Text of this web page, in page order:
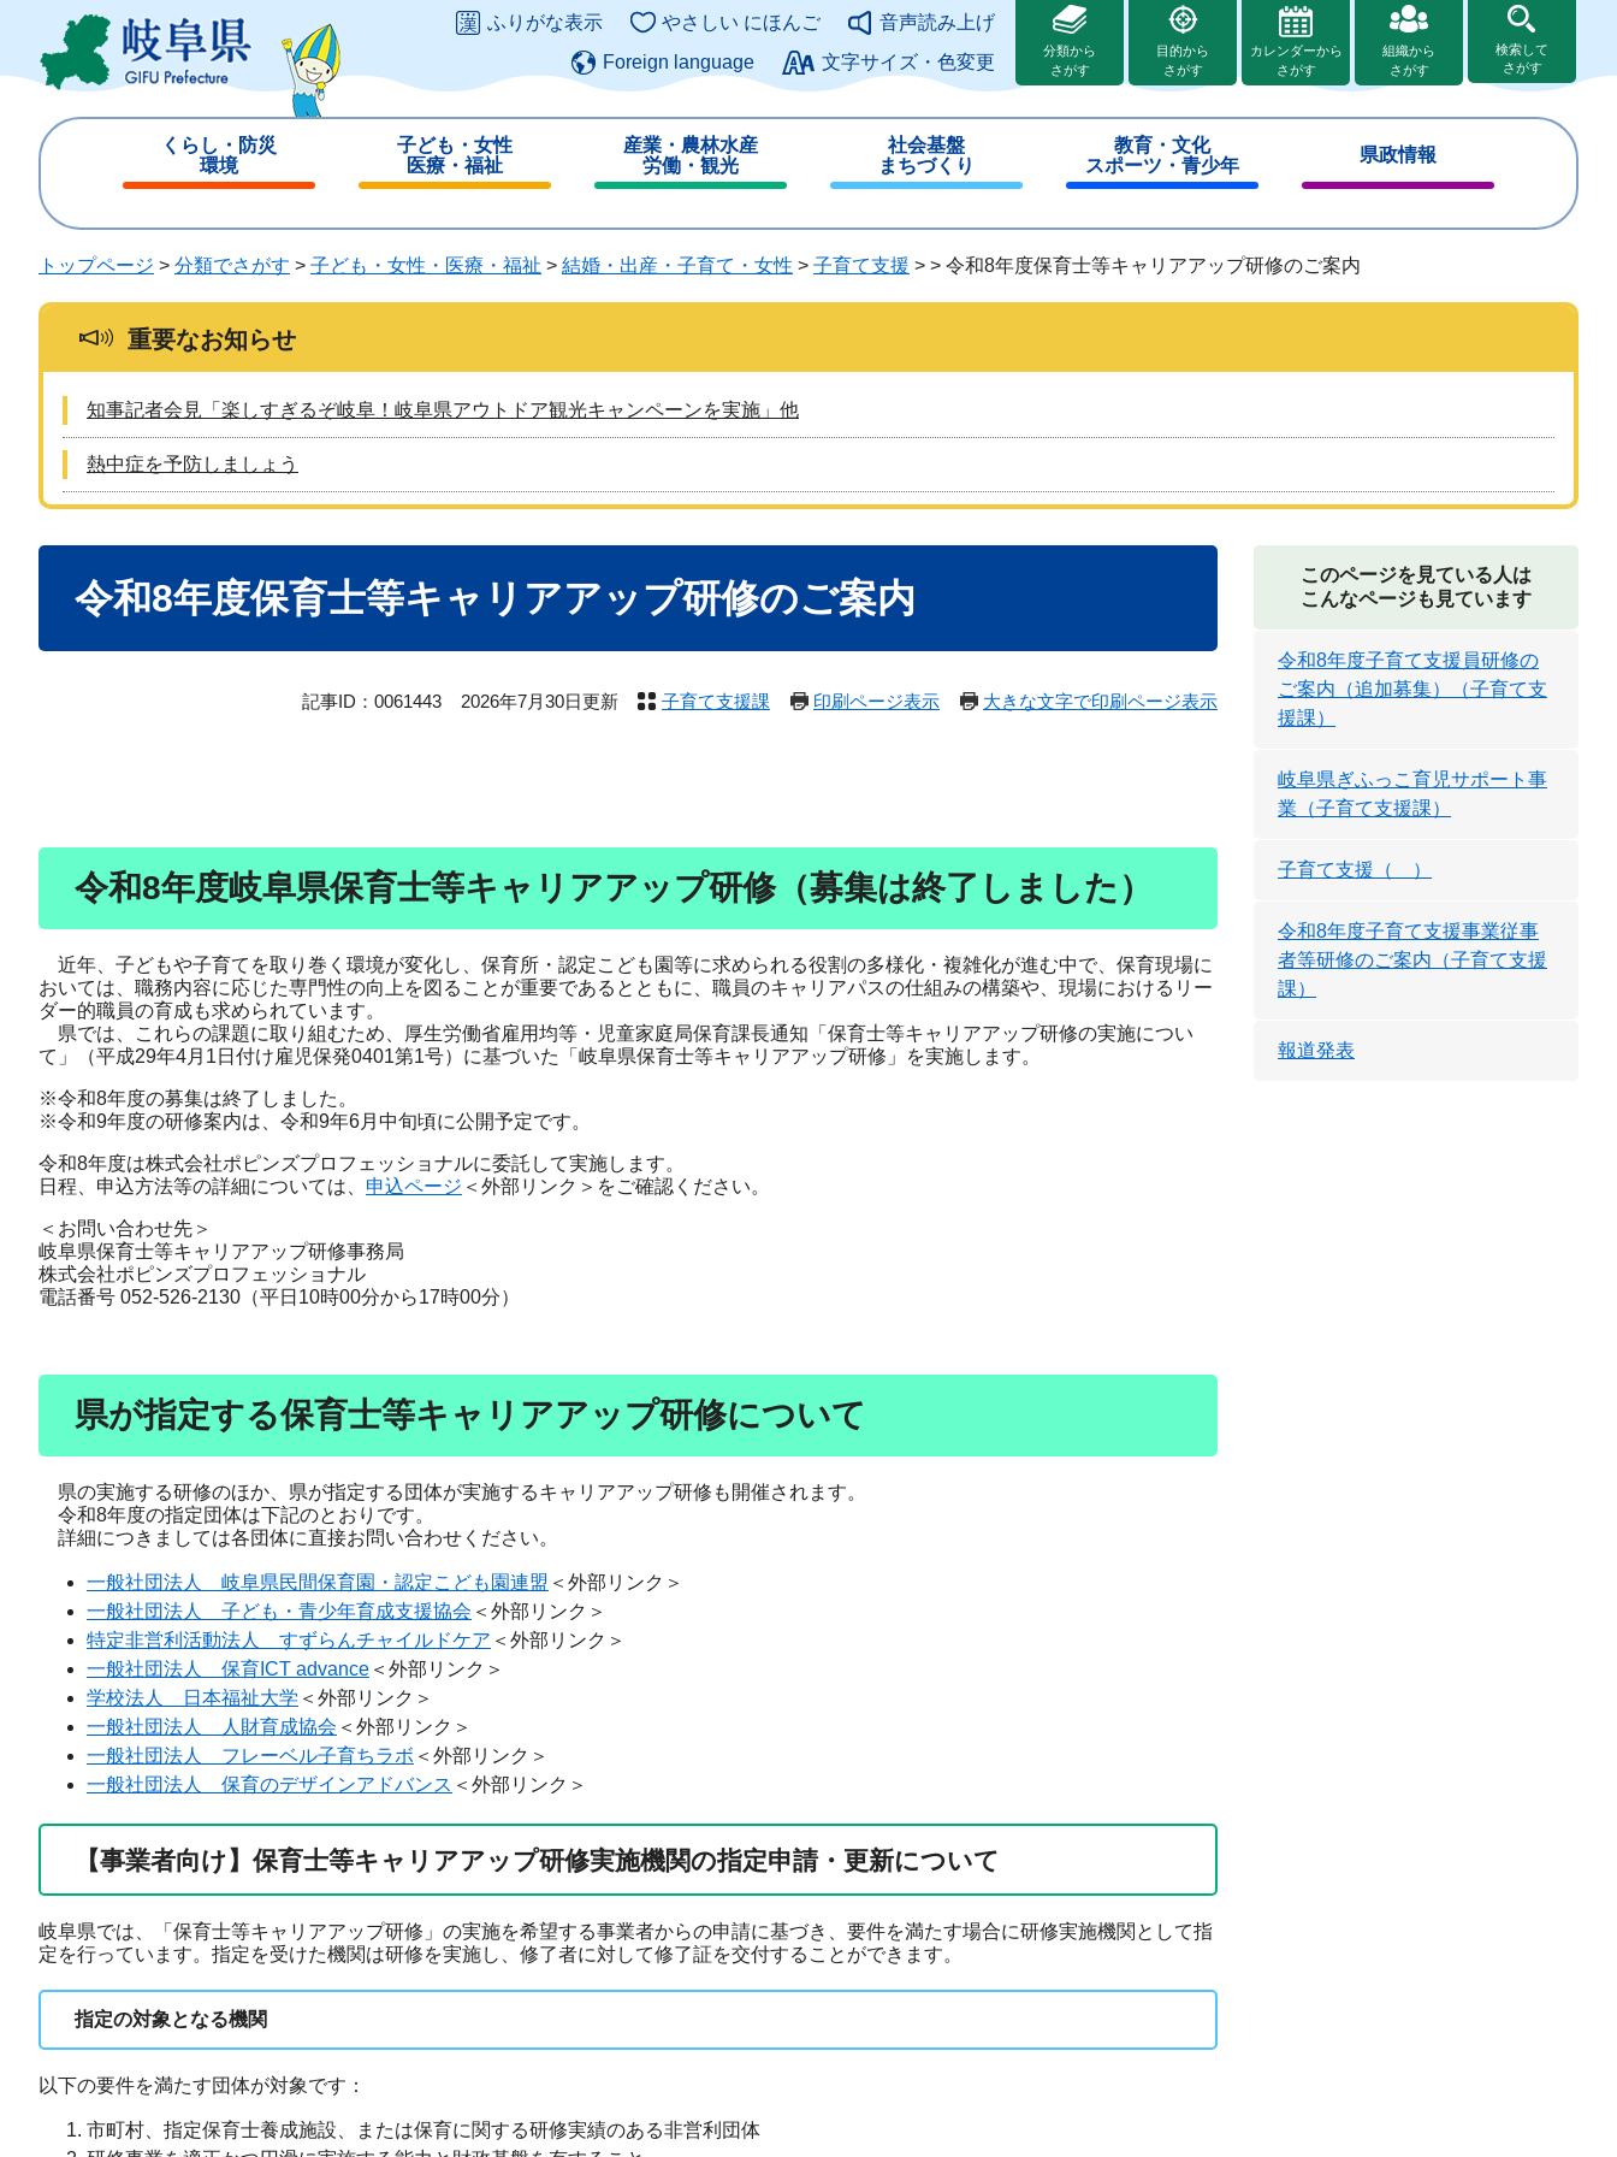
ジ
ュ
このページの本文へ
ふりがな表示 やさしい にほんご
音声読み上げ
Foreign language
文字サイズ・色変更
分類から
さがす
目的から
さがす
カレンダーから
さがす
組織から
さがす
検索して
さがす
くらし・防災
環境
じ
子ども・女性
医療・福祉
じ
産業・農林水産
労働・観光
じ
る
社会基盤
まちづくり
じ
る
教育・文化
スポーツ・青少年
じ
る
県政情報
じ
トップページ > 分類でさがす > 子ども・女性・医療・福祉 > 結婚・出産・子育て・女性 > 子育て支援 > > 令和8年度保育士等キャリアアップ研修のご案内
重要なお知らせ
知事記者会見「楽しすぎるぞ岐阜！岐阜県アウトドア観光キャンペーンを実施」他
熱中症を予防しましょう
令和8年度保育士等キャリアアップ研修のご案内
記事ID：0061443 2026年7月30日更新 子育て支援課 印刷ページ表示 大きな文字で印刷ページ表示
令和8年度岐阜県保育士等キャリアアップ研修（募集は終了しました）
近年、子どもや子育てを取り巻く環境が変化し、保育所・認定こども園等に求められる役割の多様化・複雑化が進む中で、保育現場に
おいては、職務内容に応じた専門性の向上を図ることが重要であるとともに、職員のキャリアパスの仕組みの構築や、現場におけるリー
ダー的職員の育成も求められています。
県では、これらの課題に取り組むため、厚生労働省雇用均等・児童家庭局保育課長通知「保育士等キャリアアップ研修の実施につい
て」（平成29年4月1日付け雇児保発0401第1号）に基づいた「岐阜県保育士等キャリアアップ研修」を実施します。
※令和8年度の募集は終了しました。
※令和9年度の研修案内は、令和9年6月中旬頃に公開予定です。
令和8年度は株式会社ポピンズプロフェッショナルに委託して実施します。
日程、申込方法等の詳細については、 申込ページ ＜外部リンク＞ をご確認ください。
＜お問い合わせ先＞
岐阜県保育士等キャリアアップ研修事務局
株式会社ポピンズプロフェッショナル
電話番号 052‐526‐2130（平日10時00分から17時00分）
県が指定する保育士等キャリアアップ研修について
県の実施する研修のほか、県が指定する団体が実施するキャリアアップ研修も開催されます。
令和8年度の指定団体は下記のとおりです。
詳細につきましては各団体に直接お問い合わせください。
一般社団法人 岐阜県民間保育園・認定こども園連盟 ＜外部リンク＞
一般社団法人 子ども・青少年育成支援協会 ＜外部リンク＞
特定非営利活動法人 すずらんチャイルドケア ＜外部リンク＞
一般社団法人 保育ICT advance ＜外部リンク＞
学校法人 日本福祉大学 ＜外部リンク＞
一般社団法人 人財育成協会 ＜外部リンク＞
一般社団法人 フレーベル子育ちラボ ＜外部リンク＞
一般社団法人 保育のデザインアドバンス ＜外部リンク＞
【事業者向け】保育士等キャリアアップ研修実施機関の指定申請・更新について
岐阜県では、「保育士等キャリアアップ研修」の実施を希望する事業者からの申請に基づき、要件を満たす場合に研修実施機関として指
定を行っています。指定を受けた機関は研修を実施し、修了者に対して修了証を交付することができます。
指定の対象となる機関
以下の要件を満たす団体が対象です：
市町村、指定保育士養成施設、または保育に関する研修実績のある非営利団体
このページを見ている人は
こんなページも見ています
令和8年度子育て支援員研修の
ご案内（追加募集）（子育て支
援課）
岐阜県ぎふっこ育児サポート事
業（子育て支援課）
子育て支援（ ）
令和8年度子育て支援事業従事
者等研修のご案内（子育て支援
課）
報道発表